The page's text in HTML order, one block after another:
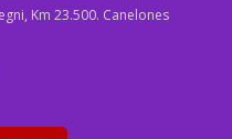
Km 23.500. Canelones